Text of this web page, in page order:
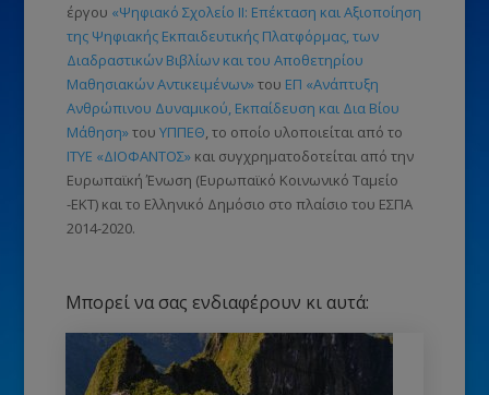
έργου «Ψηφιακό Σχολείο ΙΙ: Επέκταση και Αξιοποίηση
της Ψηφιακής Εκπαιδευτικής Πλατφόρμας, των
Διαδραστικών Βιβλίων και του Αποθετηρίου
Μαθησιακών Αντικειμένων»του ΕΠ «Ανάπτυξη
Ανθρώπινου Δυναμικού, Εκπαίδευση και Δια Βίου
Μάθηση»του ΥΠΠΕΘ, το οποίο υλοποιείται από το
ΙΤΥΕ «ΔΙΟΦΑΝΤΟΣ»και συγχρηματοδοτείται από την
Ευρωπαϊκή Ένωση (Ευρωπαϊκό Κοινωνικό Ταμείο
-ΕΚΤ)και το Ελληνικό Δημόσιο στο πλαίσιο του ΕΣΠΑ
2014-2020.
Μπορεί να σας ενδιαφέρουν κι αυτά: